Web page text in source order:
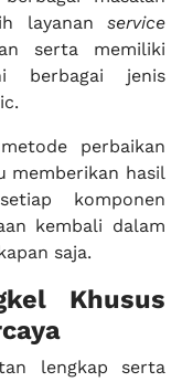
layanan service
serta memiliki
berbagai jenis
perbaikan
memberikan hasil
komponen
kembali dalam
saja.
Khusus
lengkap serta